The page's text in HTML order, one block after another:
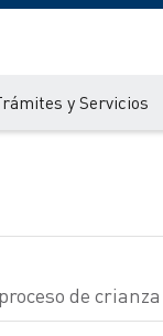
y Servicios
de